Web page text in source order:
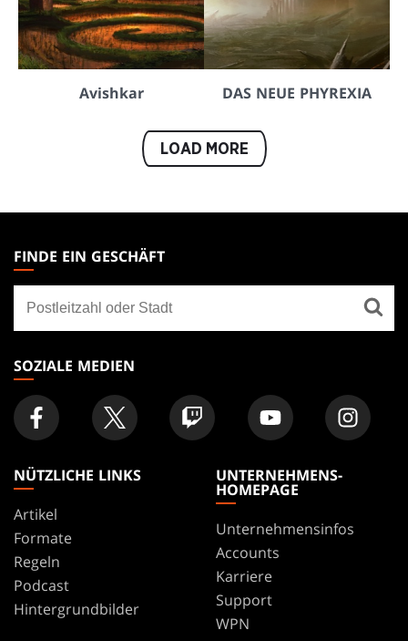
Avishkar DAS NEUE PHYREXIA
LOAD MORE
THE
GATHERING
FOOTER
FINDE EIN GESCHÄFT
ein
Geschäft
SOZIALE MEDIEN
NÜTZLICHE LINKS
Artikel
Formate
Regeln
Podcast
Hintergrundbilder
UNTERNEHMENS-
HOMEPAGE
Unternehmensinfos
Accounts
Karriere
Support
WPN